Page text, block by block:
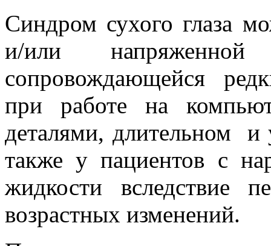
Синдром сухого глаза
и/или
сопровождающейся
при работе на
деталями, длительном и
также у пациентов с
жидкости вследствие
возрастных изменений.